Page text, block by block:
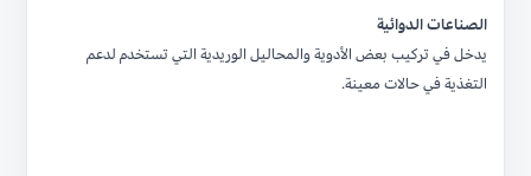
الصناعات الدوائية
يدخل في تركيب بعض الأدوية والمحاليل الوريدية التي تستخدم لدعم
التغذية في حالات معينة.